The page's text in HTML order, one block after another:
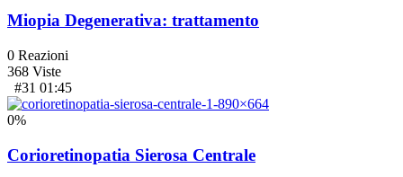
Miopia Degenerativa: trattamento
0 Reazioni
368 Viste
#31 01:45
0%
Corioretinopatia Sierosa Centrale